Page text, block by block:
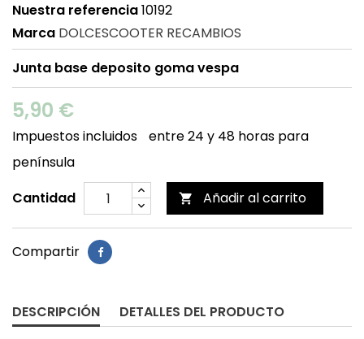
Nuestra referencia10192
Marca DOLCESCOOTER RECAMBIOS
Junta base deposito goma vespa
5,90 €
Impuestos incluidos
entre 24 y 48 horas para
península
Cantidad
 Añadir al carrito
Compartir
DESCRIPCIÓN DETALLES DEL PRODUCTO